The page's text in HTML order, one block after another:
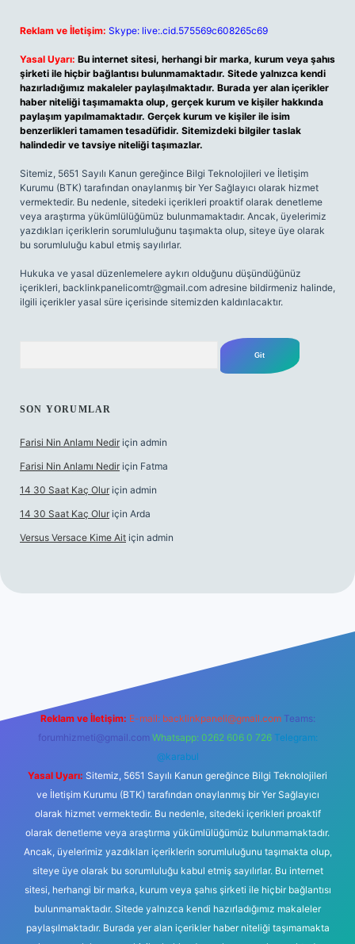
Reklam ve İletişim: Skype: live:.cid.575569c608265c69
Yasal Uyarı: Bu internet sitesi, herhangi bir marka, kurum veya şahıs
şirketi ile hiçbir bağlantısı bulunmamaktadır. Sitede yalnızca kendi
hazırladığımız makaleler paylaşılmaktadır. Burada yer alan içerikler
haber niteliği taşımamakta olup, gerçek kurum ve kişiler hakkında
paylaşım yapılmamaktadır. Gerçek kurum ve kişiler ile isim
benzerlikleri tamamen tesadüfidir. Sitemizdeki bilgiler taslak
halindedir ve tavsiye niteliği taşımazlar.
Sitemiz, 5651 Sayılı Kanun gereğince Bilgi Teknolojileri ve İletişim
Kurumu (BTK) tarafından onaylanmış bir Yer Sağlayıcı olarak hizmet
vermektedir. Bu nedenle, sitedeki içerikleri proaktif olarak denetleme
veya araştırma yükümlülüğümüz bulunmamaktadır. Ancak, üyelerimiz
yazdıkları içeriklerin sorumluluğunu taşımakta olup, siteye üye olarak
bu sorumluluğu kabul etmiş sayılırlar.
Hukuka ve yasal düzenlemelere aykırı olduğunu düşündüğünüz
içerikleri, backlinkpanelicomtr@gmail.com adresine bildirmeniz halinde,
ilgili içerikler yasal süre içerisinde sitemizden kaldırılacaktır.
SON YORUMLAR
Farisi Nin Anlamı Nedir için admin
Farisi Nin Anlamı Nedir için Fatma
14 30 Saat Kaç Olur için admin
14 30 Saat Kaç Olur için Arda
Versus Versace Kime Ait için admin
Reklam ve İletişim: E-mail: backlinkpaneli@gmail.com Teams:
forumhizmeti@gmail.com Whatsapp: 0262 606 0 726 Telegram:
@karabul
Yasal Uyarı: Sitemiz, 5651 Sayılı Kanun gereğince Bilgi Teknolojileri
ve İletişim Kurumu (BTK) tarafından onaylanmış bir Yer Sağlayıcı
olarak hizmet vermektedir. Bu nedenle, sitedeki içerikleri proaktif
olarak denetleme veya araştırma yükümlülüğümüz bulunmamaktadır.
Ancak, üyelerimiz yazdıkları içeriklerin sorumluluğunu taşımakta olup,
siteye üye olarak bu sorumluluğu kabul etmiş sayılırlar. Bu internet
sitesi, herhangi bir marka, kurum veya şahıs şirketi ile hiçbir bağlantısı
bulunmamaktadır. Sitede yalnızca kendi hazırladığımız makaleler
paylaşılmaktadır. Burada yer alan içerikler haber niteliği taşımamakta